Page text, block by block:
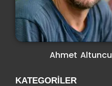
Ahmet Altuncu
KATEGORILER